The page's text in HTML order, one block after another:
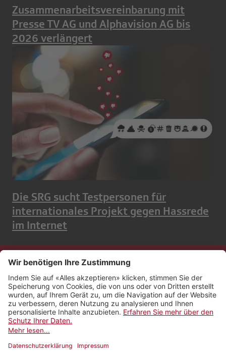
Zusammenarbeitsvereinbarung mit
Presse TV AG und Alphavision AG bis
2026 verlängert
Die SRG sucht Testpersonen für
internationales Projekt gegen Hassrede
im Internet
Kontakt
Impressum
Rechtliches
Netiquette